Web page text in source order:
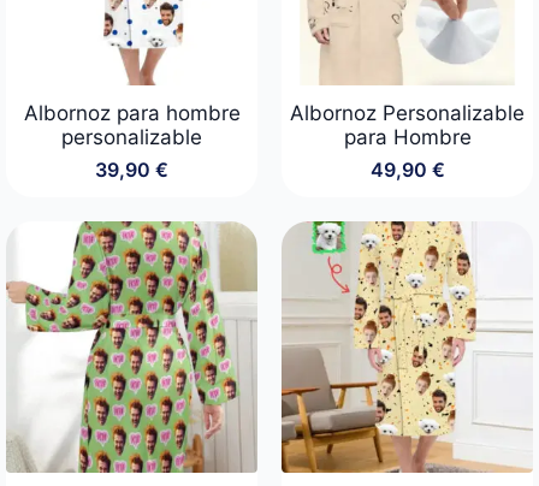
Albornoz para hombre
personalizable
39,90 €
Albornoz Personalizable
para Hombre
49,90 €